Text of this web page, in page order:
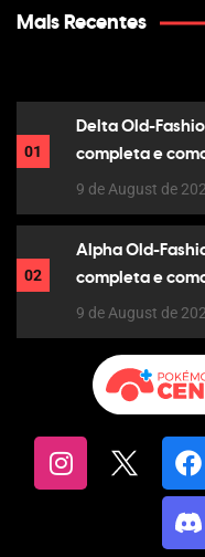
Mais Recentes
01
Delta Old-
completa e
9 de August de
02
Alpha Old-
completa e
9 de August de